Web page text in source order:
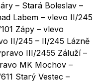
– Stará Boleslav –
Labem – vlevo II/245
Zápy – vlevo
II/245 – II/245 Lázně
III/2455 Záluží –
MK Mochov –
Starý Vestec –